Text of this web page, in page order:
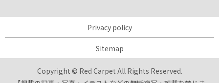
Privacy policy
Sitemap
Copyright © Red Carpet All Rights Reserved.